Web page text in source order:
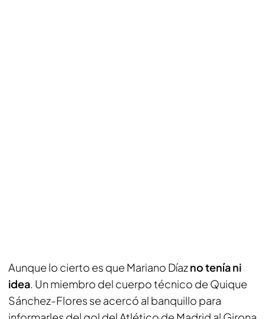
Aunque lo cierto es que Mariano Díazno tenía ni
idea. Un miembro del cuerpo técnico de Quique
Sánchez-Flores se acercó al banquillo para